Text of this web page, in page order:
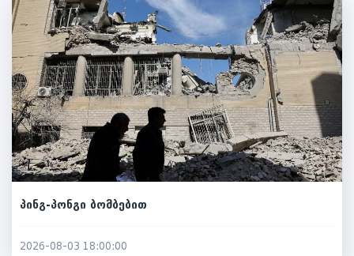
პინგ-პონგი ბომბებით
2026-08-03 18:00:00